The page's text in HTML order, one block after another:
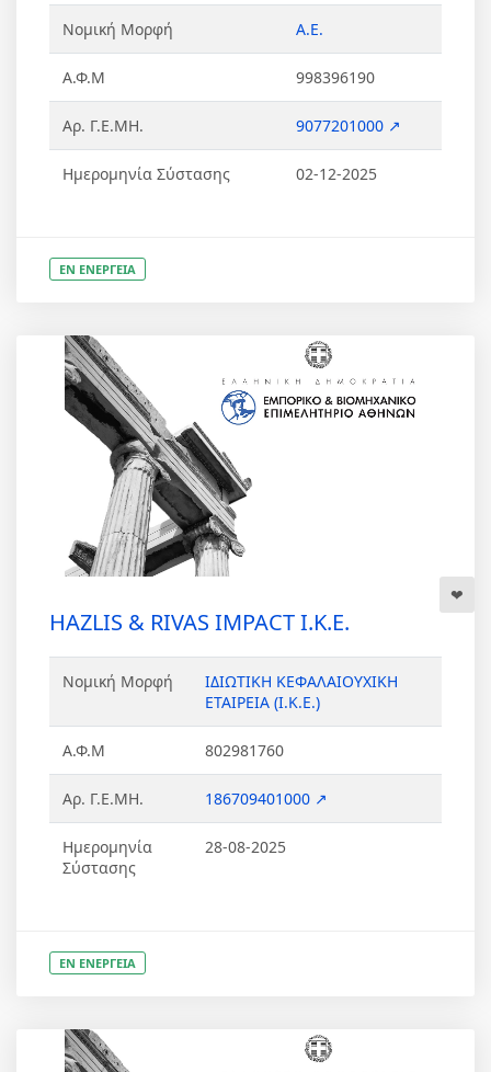
Νομική Μορφή Α.Ε.
Α.Φ.Μ 998396190
Αρ. Γ.Ε.ΜΗ. 9077201000 ↗
Ημερομηνία Σύστασης 02-12-2025
ΕΝ ΕΝΕΡΓΕΙΑ
HAZLIS & RIVAS IMPACT Ι.Κ.Ε.
Νομική Μορφή
ΙΔΙΩΤΙΚΗ ΚΕΦΑΛΑΙΟΥΧΙΚΗ
ΕΤΑΙΡΕΙΑ (Ι.Κ.Ε.)
Α.Φ.Μ 802981760
Αρ. Γ.Ε.ΜΗ. 186709401000 ↗
Ημερομηνία
Σύστασης
28-08-2025
ΕΝ ΕΝΕΡΓΕΙΑ